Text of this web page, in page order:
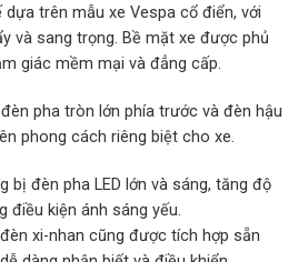
trên mẫu xe Vespa cổ điển, với
và sang trọng. Bề mặt xe được phủ
giác mềm mại và đẳng cấp.
pha tròn lớn phía trước và đèn hậu
phong cách riêng biệt cho xe.
bị đèn pha LED lớn và sáng, tăng độ
điều kiện ánh sáng yếu.
xi-nhan cũng được tích hợp sẵn